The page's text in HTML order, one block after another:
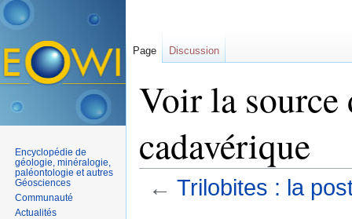
Voir la
cadavérique
← Trilobites : la
Page Discussion
Encyclopédie de
géologie, minéralogie,
paléontologie et autres
Géosciences
Communauté
Actualités